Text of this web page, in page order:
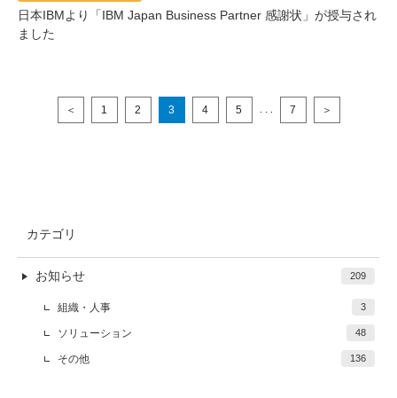
日本IBMより「IBM Japan Business Partner 感謝状」が授与され
ました
＜ 1 2 3 4 5 7 ＞
カテゴリ
お知らせ 209
組織・人事 3
ソリューション 48
その他 136